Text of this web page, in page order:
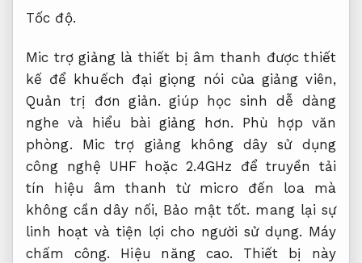
Tốc độ.
Mic trợ giảng là thiết bị âm thanh được thiết
kế để khuếch đại giọng nói của giảng viên,
Quản trị đơn giản. giúp học sinh dễ dàng
nghe và hiểu bài giảng hơn. Phù hợp văn
phòng. Mic trợ giảng không dây sử dụng
công nghệ UHF hoặc 2.4GHz để truyền tải
tín hiệu âm thanh từ micro đến loa mà
không cần dây nối, Bảo mật tốt. mang lại sự
linh hoạt và tiện lợi cho người sử dụng. Máy
chấm công.
Hiệu năng cao. Thiết bị này